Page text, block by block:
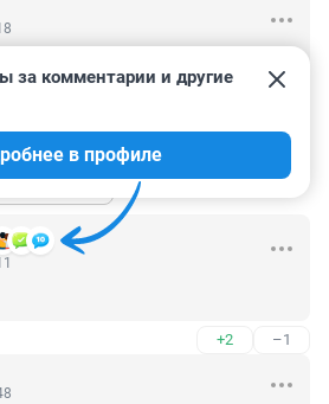
ясно кто промышляет. а отходы
+2 –1
1 ответ
за комментарии и другие
в профиле
+2 –1